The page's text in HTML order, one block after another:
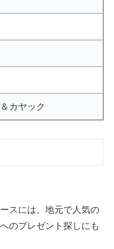
カヤック
スには、地元で人気の
のプレゼント探しにも